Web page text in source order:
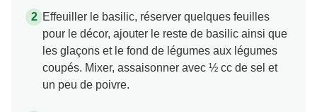
Effeuiller le basilic, réserver quelques feuilles
pour le décor, ajouter le reste de basilic ainsi que
les glaçons et le fond de légumes aux légumes
coupés. Mixer, assaisonner avec ½ cc de sel et
un peu de poivre.